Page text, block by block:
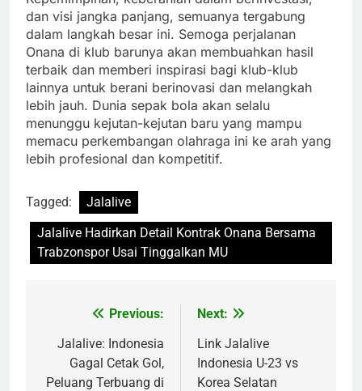
dan visi jangka panjang, semuanya tergabung
dalam langkah besar ini. Semoga perjalanan
Onana di klub barunya akan membuahkan hasil
terbaik dan memberi inspirasi bagi klub-klub
lainnya untuk berani berinovasi dan melangkah
lebih jauh. Dunia sepak bola akan selalu
menunggu kejutan-kejutan baru yang mampu
memacu perkembangan olahraga ini ke arah yang
lebih profesional dan kompetitif.
Tagged:
Jalalive
Jalalive Hadirkan Detail Kontrak Onana Bersama
Trabzonspor Usai Tinggalkan MU
navigation
Previous:
Jalalive: Indonesia
Gagal Cetak Gol,
Peluang Terbuang di
Next:
Link Jalalive
Indonesia U-23 vs
Korea Selatan